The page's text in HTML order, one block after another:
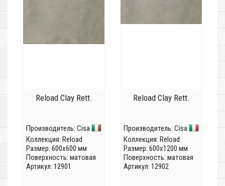
Reload Clay Rett.
Производитель: Cisa
Коллекция: Reload
Размер: 600x600 мм
Поверхность: матовая
Артикул: 12901
Reload Clay Rett.
Производитель: Cisa
Коллекция: Reload
Размер: 600x1200 мм
Поверхность: матовая
Артикул: 12902